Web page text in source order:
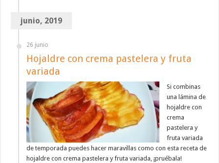
junio, 2019
26 junio
Hojaldre con crema pastelera y fruta
variada
Si combinas
una lámina de
hojaldre con
crema
pastelera y
fruta variada
de temporada puedes hacer maravillas como con esta receta de
hojaldre con crema pastelera y fruta variada, ¡pruébala!